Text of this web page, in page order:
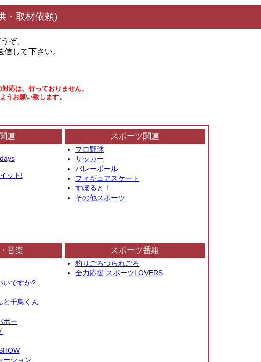
・取材依頼)
ぞ。
信して下さい。
応は、行っておりません。
お願い致します。
連
ット!
スポーツ関連
プロ野球
サッカー
バレーボール
フィギュアスケート
すぽると！
その他スポーツ
音楽
いですか?
と千鳥くん
ボー
ーション
スポーツ番組
釣りごろつられごろ
全力応援 スポーツLOVERS